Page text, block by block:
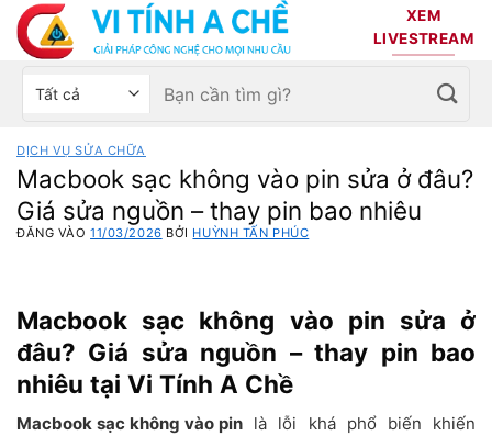
Bỏ
qua
nội
dung
XEM
LIVESTREAM
Chọn
sản
phẩm
Tìm
kiếm:
DỊCH VỤ SỬA CHỮA
Macbook sạc không vào pin sửa ở đâu?
Giá sửa nguồn – thay pin bao nhiêu
ĐĂNG VÀO11/03/2026 BỞI HUỲNH TẤN PHÚC
Macbook sạc không vào pin sửa ở
đâu? Giá sửa nguồn – thay pin bao
nhiêu tại Vi Tính A Chề
Macbook sạc không vào pin là lỗi khá phổ biến khiến